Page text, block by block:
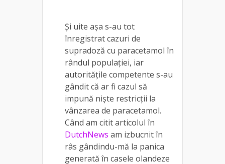
Și uite așa s-au tot
înregistrat cazuri de
supradoză cu paracetamol în
rândul populației, iar
autoritățile competente s-au
gândit că ar fi cazul să
impună niște restricții la
vânzarea de paracetamol.
Când am citit articolul în
DutchNews am izbucnit în
râs gândindu-mă la panica
generată în casele olandeze